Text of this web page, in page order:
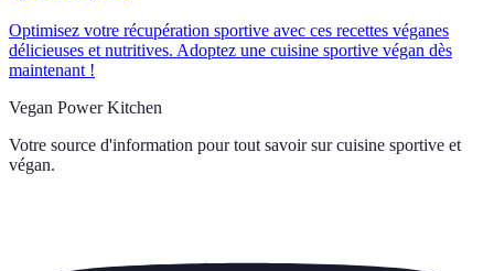
Optimisez votre récupération sportive avec ces recettes véganes
délicieuses et nutritives. Adoptez une cuisine sportive végan dès
maintenant !
Vegan Power Kitchen
Votre source d'information pour tout savoir sur cuisine sportive et
végan.